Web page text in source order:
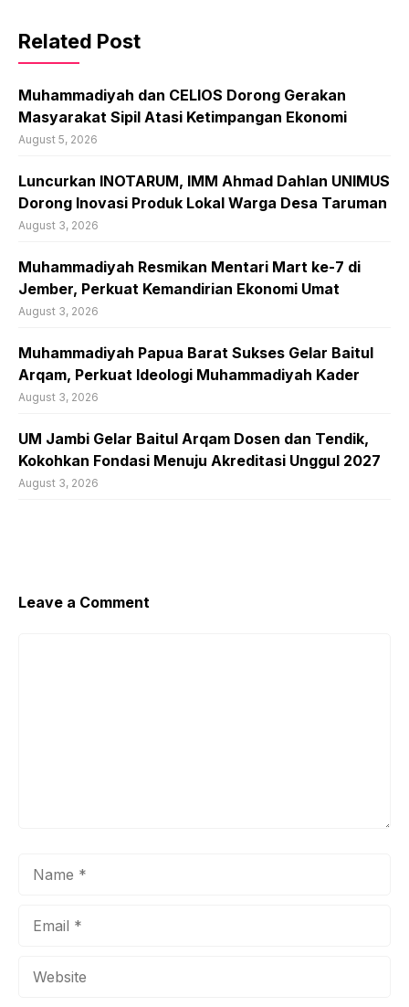
Related Post
Muhammadiyah dan CELIOS Dorong Gerakan
Masyarakat Sipil Atasi Ketimpangan Ekonomi
August 5, 2026
Luncurkan INOTARUM, IMM Ahmad Dahlan UNIMUS
Dorong Inovasi Produk Lokal Warga Desa Taruman
August 3, 2026
Muhammadiyah Resmikan Mentari Mart ke-7 di
Jember, Perkuat Kemandirian Ekonomi Umat
August 3, 2026
Muhammadiyah Papua Barat Sukses Gelar Baitul
Arqam, Perkuat Ideologi Muhammadiyah Kader
August 3, 2026
UM Jambi Gelar Baitul Arqam Dosen dan Tendik,
Kokohkan Fondasi Menuju Akreditasi Unggul 2027
August 3, 2026
Leave a Comment